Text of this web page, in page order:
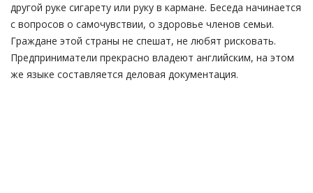
другой руке сигарету или руку в кармане. Беседа начинается
с вопросов о самочувствии, о здоровье членов семьи.
Граждане этой страны не спешат, не любят рисковать.
Предприниматели прекрасно владеют английским, на этом
же языке составляется деловая документация.